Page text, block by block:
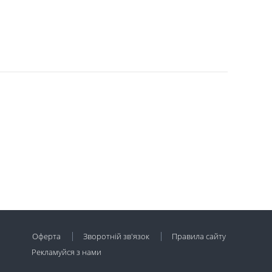
Оферта Зворотній зв'язок
Правила сайту
Рекламуйся з нами